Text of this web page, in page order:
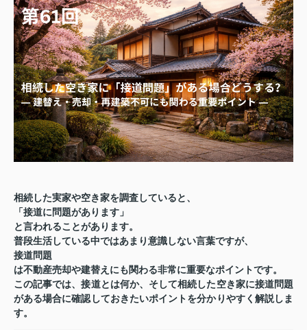
相続した実家や空き家を調査していると、
「接道に問題があります」
と言われることがあります。
普段生活している中ではあまり意識しない言葉ですが、
接道問題
は不動産売却や建替えにも関わる非常に重要なポイントです。
この記事では、接道とは何か、そして相続した空き家に接道問題
がある場合に確認しておきたいポイントを分かりやすく解説しま
す。